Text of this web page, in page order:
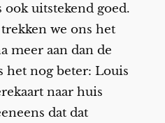
ook uitstekend goed.
we ons het
meer aan dan de
het nog beter: Louis
naar huis
dat dat